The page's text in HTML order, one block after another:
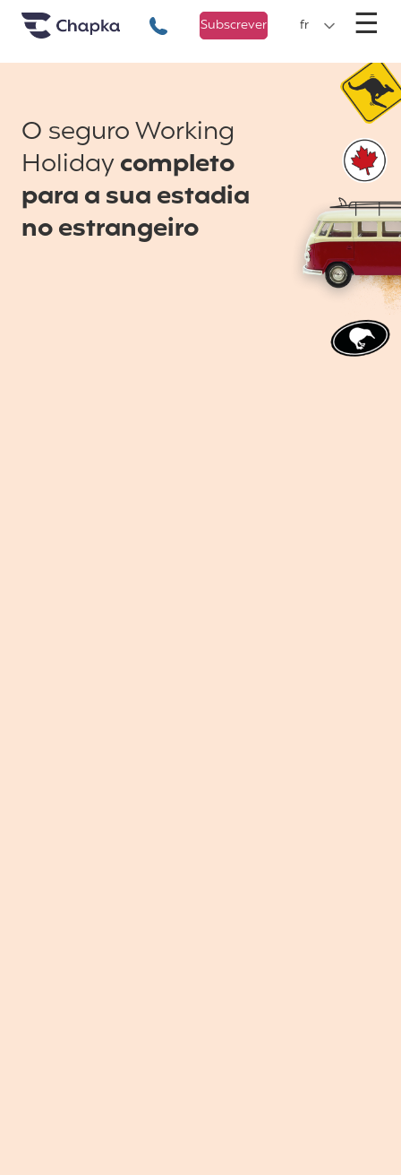
Chapka Seguro Viagem
+351 800 50 01 71
Subscrever fr ☰
O seguro Working
Holidaycompleto
para a sua estadia
no estrangeiro